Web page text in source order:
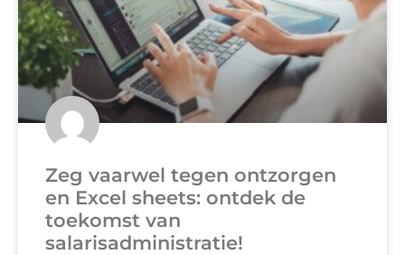
Zeg vaarwel tegen ontzorgen
en Excel sheets: ontdek de
toekomst van
salarisadministratie!